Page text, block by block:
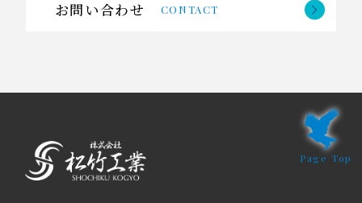
お問い合わせ CONTACT
Page Top